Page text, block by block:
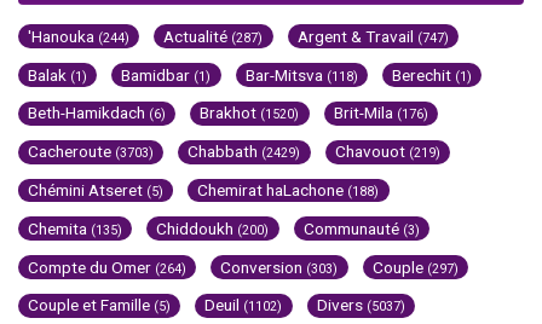
'Hanouka (244) Actualité (287) Argent & Travail (747)
Balak (1) Bamidbar (1) Bar-Mitsva (118) Berechit (1)
Beth-Hamikdach (6) Brakhot (1520) Brit-Mila (176)
Cacheroute (3703) Chabbath (2429) Chavouot (219)
Chémini Atseret (5) Chemirat haLachone (188)
Chemita (135) Chiddoukh (200) Communauté (3)
Compte du Omer (264) Conversion (303) Couple (297)
Couple et Famille (5) Deuil (1102) Divers (5037)